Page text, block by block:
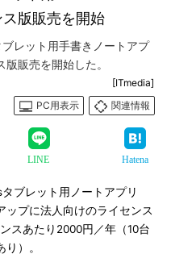
版販売を開始
レット用手書きノートアプ
販売を開始した。
[ITmedia]
PC用表示
関連情報
LINE Hatena
ブレット用ノートアプリ
ップに法人向けのライセンス
スあたり2000円／年（10台
）。